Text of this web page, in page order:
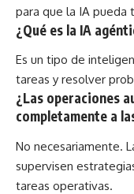
para que la IA pueda
¿Qué es la IA
Es un tipo de
tareas y resolver
¿Las operaciones
completamente a
No necesariamente.
supervisen
tareas operativas.